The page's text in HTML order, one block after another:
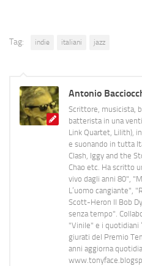
Tag: indie italiani jazz
Antonio
Scrittore, musicista,
batterista in una
Link Quartet, Lilith),
e suonando in tutta
Clash, Iggy and the
Chao etc. Ha scritto
vivo dagli anni 80",
L’uomo cangiante",
Scott-Heron Il Bob
senza tempo".
"Vinile" e i quotidiani
giurati del Premio
anni aggiorna